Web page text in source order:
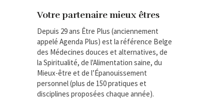
Votre partenaire mieux êtres
Depuis 29 ans Être Plus (anciennement
appelé Agenda Plus) est la référence Belge
des Médecines douces et alternatives, de
la Spiritualité, de l'Alimentation saine, du
Mieux-être et de l’Épanouissement
personnel (plus de 150 pratiques et
disciplines proposées chaque année).